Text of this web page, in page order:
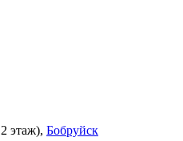
этаж), Бобруйск